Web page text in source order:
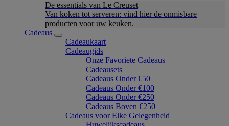
De essentials van Le Creuset
Van koken tot serveren: vind hier de onmisbare
producten voor uw keuken.
Cadeaus
Cadeaukaart
Cadeaugids
Onze Favoriete Cadeaus
Cadeausets
Cadeaus Onder €50
Cadeaus Onder €100
Cadeaus Onder €250
Cadeaus Boven €250
Cadeaus voor Elke Gelegenheid